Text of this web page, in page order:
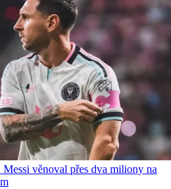
věnoval přes dva miliony na